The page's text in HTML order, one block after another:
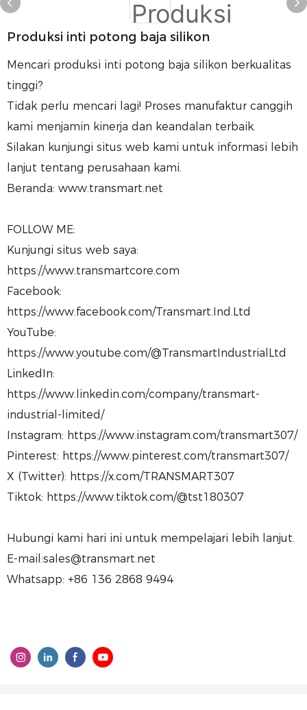
Produksi inti potong baja silikon
Mencari produksi inti potong baja silikon berkualitas
tinggi?
Tidak perlu mencari lagi! Proses manufaktur canggih
kami menjamin kinerja dan keandalan terbaik.
Silakan kunjungi situs web kami untuk informasi lebih
lanjut tentang perusahaan kami.
Beranda: www.transmart.net
FOLLOW ME:
Kunjungi situs web saya:
https://www.transmartcore.com
Facebook:
https://www.facebook.com/Transmart.Ind.Ltd
YouTube:
https://www.youtube.com/@TransmartIndustrialLtd
LinkedIn:
https://www.linkedin.com/company/transmart-
industrial-limited/
Instagram: https://www.instagram.com/transmart307/
Pinterest: https://www.pinterest.com/transmart307/
X (Twitter): https://x.com/TRANSMART307
Tiktok: https://www.tiktok.com/@tst180307
Hubungi kami hari ini untuk mempelajari lebih lanjut.
E-mail:sales@transmart.net
Whatsapp: +86 136 2868 9494